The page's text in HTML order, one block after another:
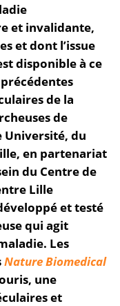
et invalidante,
et dont l’issue
disponible à ce
de la
de
Université, du
en partenariat
du Centre de
Lille
et testé
qui agit
Les
Nature Biomedical
une
et